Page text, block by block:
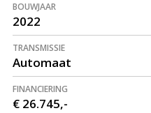
BOUWJAAR
2022
TRANSMISSIE
Automaat
FINANCIERING
€ 26.745,-